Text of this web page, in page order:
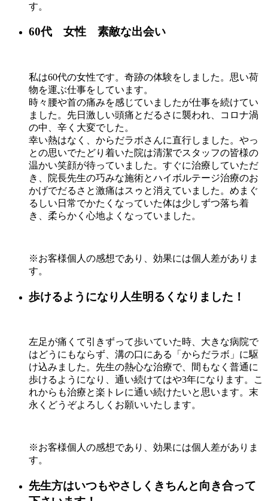
す。
60代 女性 素敵な出会い
私は60代の女性です。奇跡の体験をしました。思い荷
物を運ぶ仕事をしています。
時々腰や首の痛みを感じていましたが仕事を続けてい
ました。先日激しい頭痛とだるさに襲われ、コロナ渦
の中、辛く大変でした。
幸い熱はなく、からだラボさんに直行しました。やっ
との思いでたどり着いた院は清潔でスタッフの皆様の
温かい笑顔が待っていました。すぐに治療していただ
き、院長先生の巧みな施術とハイボルテージ治療のお
かげでだるさと激痛はスゥと消えていました。めまぐ
るしい日常でかたくなっていた体は少しずつ落ち着
き、柔らかく心地よくなっていました。
※お客様個人の感想であり、効果には個人差がありま
す。
歩けるようになり人生明るくなりました！
左足が痛くて引きずって歩いていた時、大きな病院で
はどうにもならず、溝の口にある「からだラボ」に駆
け込みました。先生の熱心な治療で、間もなく普通に
歩けるようになり、通い続けてはや3年になります。こ
れからも治療と楽トレに通い続けたいと思います。末
永くどうぞよろしくお願いいたします。
※お客様個人の感想であり、効果には個人差がありま
す。
先生方はいつもやさしくきちんと向き合って